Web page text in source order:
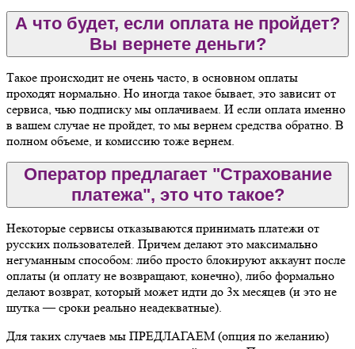
А что будет, если оплата не пройдет?
Вы вернете деньги?
Такое происходит не очень часто, в основном оплаты
проходят нормально. Но иногда такое бывает, это зависит от
сервиса, чью подписку мы оплачиваем. И если оплата именно
в вашем случае не пройдет, то мы вернем средства обратно. В
полном объеме, и комиссию тоже вернем.
Оператор предлагает "Страхование
платежа", это что такое?
Некоторые сервисы отказываются принимать платежи от
русских пользователей. Причем делают это максимально
негуманным способом: либо просто блокируют аккаунт после
оплаты (и оплату не возвращают, конечно), либо формально
делают возврат, который может идти до 3х месяцев (и это не
шутка — сроки реально неадекватные).
Для таких случаев мы ПРЕДЛАГАЕМ (опция по желанию)